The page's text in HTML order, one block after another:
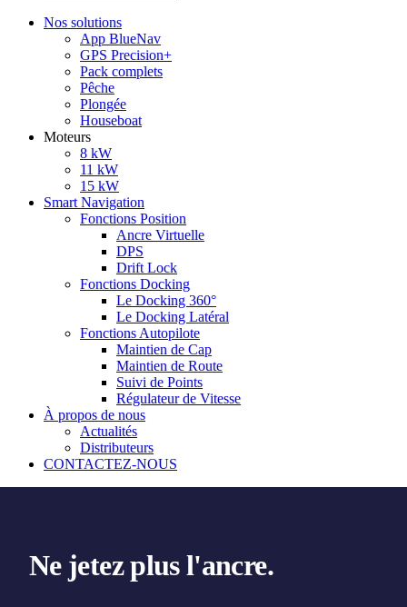
Nos solutions
App BlueNav
GPS Precision+
Pack complets
Pêche
Plongée
Houseboat
Moteurs
8 kW
11 kW
15 kW
Smart Navigation
Fonctions Position
Ancre Virtuelle
DPS
Drift Lock
Fonctions Docking
Le Docking 360°
Le Docking Latéral
Fonctions Autopilote
Maintien de Cap
Maintien de Route
Suivi de Points
Régulateur de Vitesse
À propos de nous
Actualités
Distributeurs
CONTACTEZ-NOUS
Ne jetez plus l'ancre.